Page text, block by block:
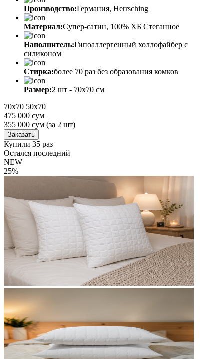
Производство:Германия, Herrsching
Материал:Супер-сатин, 100% ХБ Стеганное
Наполнитель:Гипоаллергенный холлофайбер с
силиконом
Стирка:более 70 раз без образования комков
Размер:2 шт - 70х70 см
70х70 50х70
475 000 сум
355 000 сум (за 2 шт)
Заказать
Купили 35 раз
Остался последний
NEW
25%